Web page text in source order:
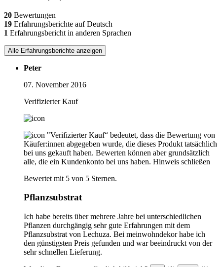
20 Bewertungen
19 Erfahrungsberichte auf Deutsch
1 Erfahrungsbericht in anderen Sprachen
Alle Erfahrungsberichte anzeigen
Peter
07. November 2016
Verifizierter Kauf
"Verifizierter Kauf“ bedeutet, dass die Bewertung von
Käufer:innen abgegeben wurde, die dieses Produkt tatsächlich
bei uns gekauft haben. Bewerten können aber grundsätzlich
alle, die ein Kundenkonto bei uns haben. Hinweis schließen
Bewertet mit 5 von 5 Sternen.
Pflanzsubstrat
Ich habe bereits über mehrere Jahre bei unterschiedlichen
Pflanzen durchgängig sehr gute Erfahrungen mit dem
Pflanzsubstrat von Lechuza. Bei meinwohndekor habe ich
den günstigsten Preis gefunden und war beeindruckt von der
sehr schnellen Lieferung.